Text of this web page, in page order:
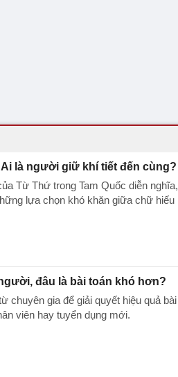
là người giữ khí tiết đến cùng?
Từ Thứ trong Tam Quốc diễn nghĩa,
lựa chọn khó khăn giữa chữ hiếu
đâu là bài toán khó hơn?
chuyên gia để giải quyết hiệu quả bài
viên hay tuyển dụng mới.